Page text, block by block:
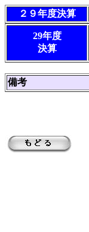
２９年度決算
29年度
決算
備考